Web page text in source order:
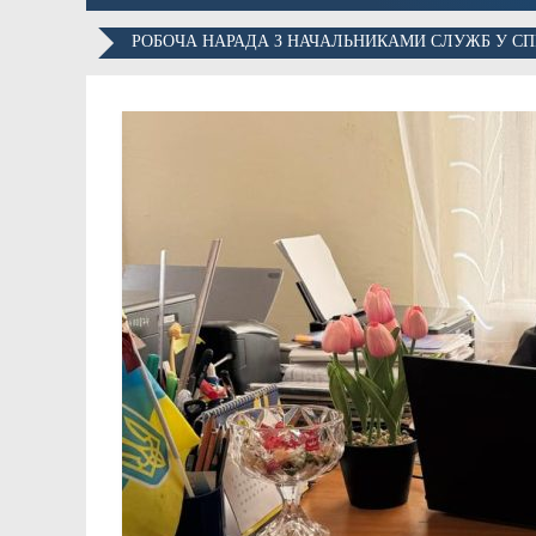
РОБОЧА НАРАДА З НАЧАЛЬНИКАМИ СЛУЖБ У